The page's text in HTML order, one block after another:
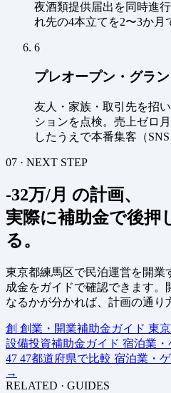
夜酒類提供届出を同時進
れ先の4本立てを2〜3か月
6
プレオープン・グラ
友人・家族・取引先を招
ションを点検。売上ゼロ
したうえで本番集客（
07 · NEXT STEP
-32万/月 の計画、
実際に補助金で後押
る。
東京都練馬区で民泊運営を開業
成金をガイドで確認できます。
なるかが分かれば、計画の通り
創 創業・開業補助金ガイド 東
設備投資補助金ガイド 宿泊業・
47 47都道府県で比較 宿泊業・
→
RELATED · GUIDES